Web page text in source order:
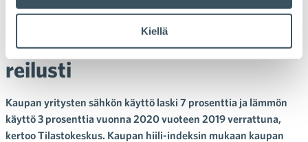
Kiellä
vuonna 2020 −
hiilidioksidipäästöt vähenivät
reilusti
Kaupan yritysten sähkön käyttö laski 7 prosenttia ja lämmön
käyttö 3 prosenttia vuonna 2020 vuoteen 2019 verrattuna,
kertoo Tilastokeskus. Kaupan hiili-indeksin mukaan kaupan